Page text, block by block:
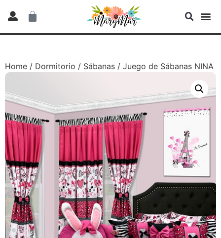
Home / Dormitorio / Sábanas / Juego de Sábanas NINA